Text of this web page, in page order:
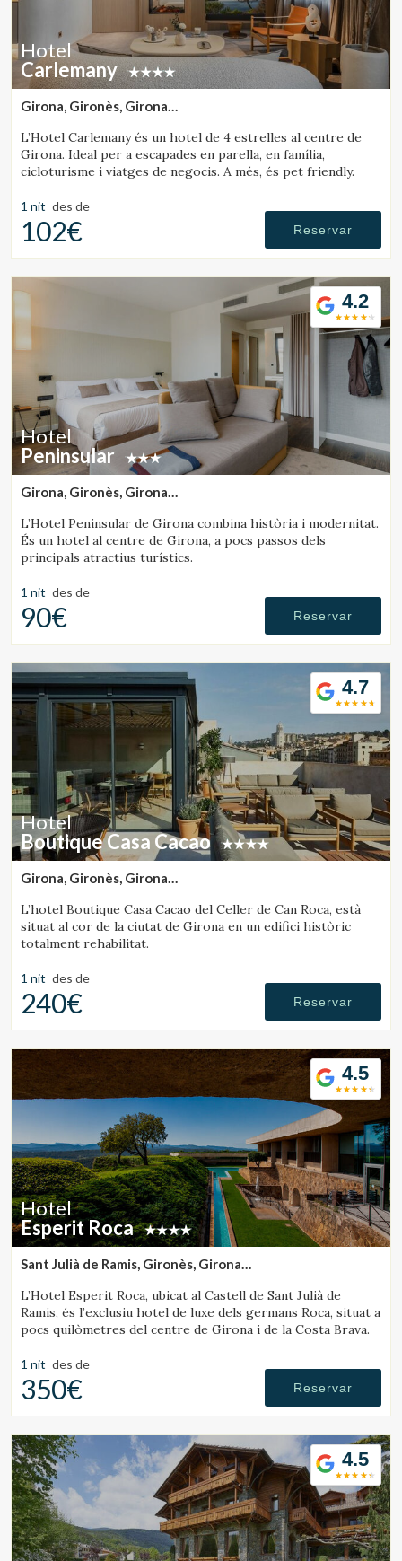
Hotel
Carlemany
Girona, Gironès, Girona
L’Hotel Carlemany és un hotel de 4 estrelles al centre de
Girona. Ideal per a escapades en parella, en família,
cicloturisme i viatges de negocis. A més, és pet friendly.
1 nit des de
102€ Reservar
4.2
Hotel
Peninsular
Girona, Gironès, Girona
L’Hotel Peninsular de Girona combina història i modernitat.
És un hotel al centre de Girona, a pocs passos dels
principals atractius turístics.
1 nit des de
90€ Reservar
4.7
Hotel
Boutique Casa Cacao
Girona, Gironès, Girona
L’hotel Boutique Casa Cacao del Celler de Can Roca, està
situat al cor de la ciutat de Girona en un edifici històric
totalment rehabilitat.
1 nit des de
240€ Reservar
4.5
Hotel
Esperit Roca
Sant Julià de Ramis, Gironès, Girona
L’Hotel Esperit Roca, ubicat al Castell de Sant Julià de
Ramis, és l’exclusiu hotel de luxe dels germans Roca, situat a
pocs quilòmetres del centre de Girona i de la Costa Brava.
1 nit des de
350€ Reservar
4.5